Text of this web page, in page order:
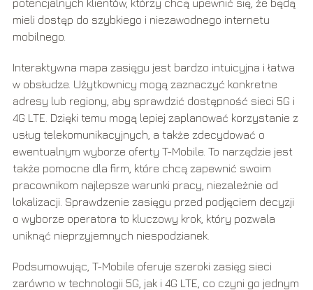
potencjalnych klientów, którzy chcą upewnić się, że będą
mieli dostęp do szybkiego i niezawodnego internetu
mobilnego.
Interaktywna mapa zasięgu jest bardzo intuicyjna i łatwa
w obsłudze. Użytkownicy mogą zaznaczyć konkretne
adresy lub regiony, aby sprawdzić dostępność sieci 5G i
4G LTE. Dzięki temu mogą lepiej zaplanować korzystanie z
usług telekomunikacyjnych, a także zdecydować o
ewentualnym wyborze oferty T-Mobile. To narzędzie jest
także pomocne dla firm, które chcą zapewnić swoim
pracownikom najlepsze warunki pracy, niezależnie od
lokalizacji. Sprawdzenie zasięgu przed podjęciem decyzji
o wyborze operatora to kluczowy krok, który pozwala
uniknąć nieprzyjemnych niespodzianek.
Podsumowując, T-Mobile oferuje szeroki zasięg sieci
zarówno w technologii 5G, jak i 4G LTE, co czyni go jednym